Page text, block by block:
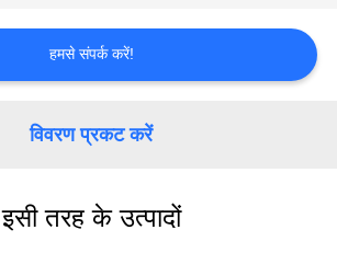
हमसे संपर्क करें!
विवरण प्रकट करें
इसी तरह के उत्पादों